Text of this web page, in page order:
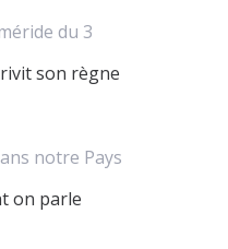
du 3
son règne
notre Pays
on parle